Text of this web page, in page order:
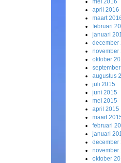
mei 2016
april 2016
maart
februari
januari
december
november
oktober
augustus
juli 2015
juni 2015
mei 2015
april 2015
maart
februari
januari
december
november
oktober